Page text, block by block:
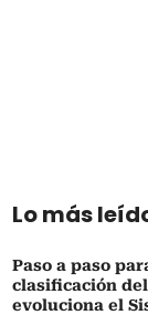
Lo más
Paso a paso
clasificación
evoluciona el